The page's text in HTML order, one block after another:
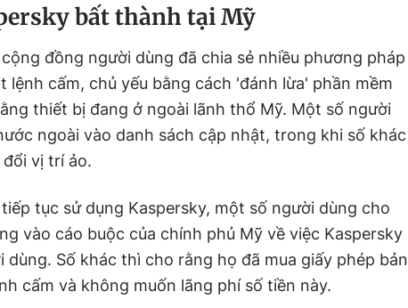
bất thành tại Mỹ
đồng người dùng đã chia sẻ nhiều phương pháp
lệnh cấm, chủ yếu bằng cách 'đánh lừa' phần mềm
thiết bị đang ở ngoài lãnh thổ Mỹ. Một số người
ngoài vào danh sách cập nhật, trong khi số khác
vị trí ảo.
tục sử dụng Kaspersky, một số người dùng cho
vào cáo buộc của chính phủ Mỹ về việc Kaspersky
dùng. Số khác thì cho rằng họ đã mua giấy phép bản
cấm và không muốn lãng phí số tiền này.